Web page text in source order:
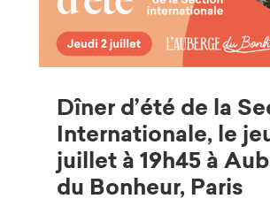
Dîner d’été de la
Internationale, le
juillet à 19h45 à
du Bonheur, Paris